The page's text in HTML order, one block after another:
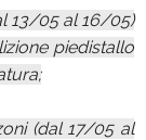
13/05 al 16/05)
piedistallo
(dal 17/05 al